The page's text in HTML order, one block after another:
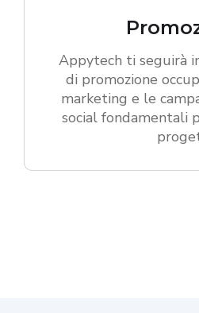
Appytech ti seguirà
di promozione
marketing e le
social fondamentali